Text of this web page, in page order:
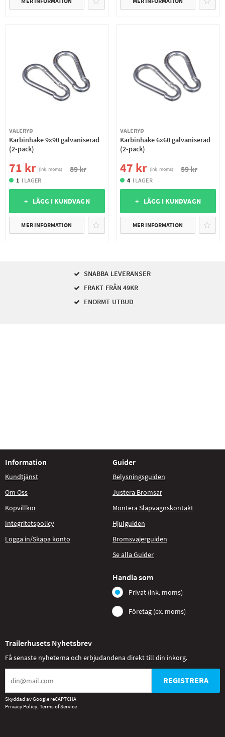
VALERYD
Karbinhake 9x90 galvaniserad
(2-pack)
71 kr (ink. moms) 89 kr
1 I LAGER
+ LÄGG I KUNDVAGN
MER INFORMATION
VALERYD
Karbinhake 6x60 galvaniserad
(2-pack)
47 kr (ink. moms) 59 kr
4 I LAGER
+ LÄGG I KUNDVAGN
MER INFORMATION
SNABBA LEVERANSER
FRAKT FRÅN 49KR
ENORMT UTBUD
Information
Kundtjänst
Om Oss
Köpvillkor
Integritetspolicy
Logga in/Skapa konto
Guider
Belysningsguiden
Justera Bromsar
Montera Släpvagnskontakt
Hjulguiden
Bromsvajerguiden
Se alla Guider
Handla som
Privat (ink. moms)
Företag (ex. moms)
Trailerhusets Nyhetsbrev
Få senaste nyheterna och erbjudandena direkt till din inkorg.
REGISTRERA
Skyddad av Google reCAPTCHA
Privacy Policy, Terms of Service